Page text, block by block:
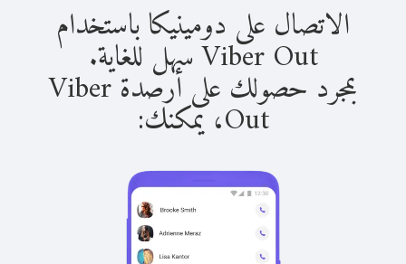
الاتصال على دومينيكا باستخدام
Viber Out سهل للغاية.
بمجرد حصولك على أرصدة Viber
Out، يمكنك: